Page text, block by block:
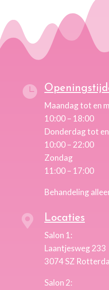

Maandag tot en
10:00 – 18:00
Donderdag tot
10:00 – 22:00
Zondag
11:00 – 17:00
Behandeling
 Locaties
Salon 1:
Laantjesweg 233
3074 SZ
Salon 2: